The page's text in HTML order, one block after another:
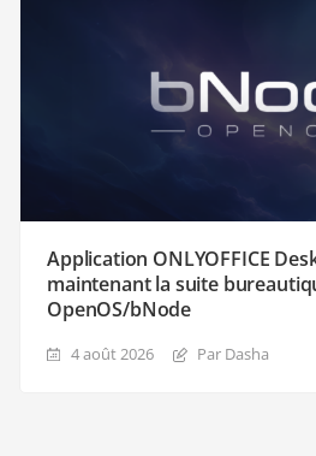
Application ONLYOFFICE
maintenant la suite
OpenOS/bNode
4 août 2026 Par Dasha